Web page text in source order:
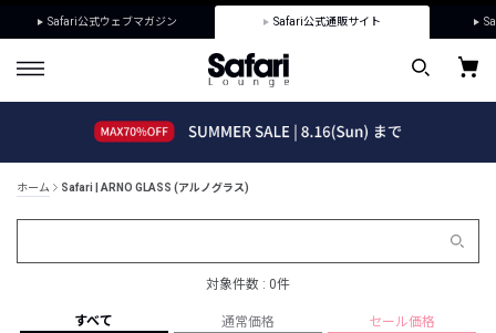
Safari公式ウェブマガジン Safari公式通販サイト
ホーム Safari | ARNO GLASS (アルノグラス)
対象件数 : 0件
すべて 通常価格 セール価格